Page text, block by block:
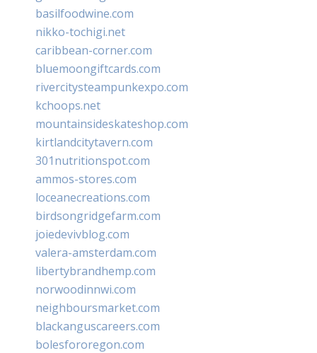
basilfoodwine.com
nikko-tochigi.net
caribbean-corner.com
bluemoongiftcards.com
rivercitysteampunkexpo.com
kchoops.net
mountainsideskateshop.com
kirtlandcitytavern.com
301nutritionspot.com
ammos-stores.com
loceanecreations.com
birdsongridgefarm.com
joiedevivblog.com
valera-amsterdam.com
libertybrandhemp.com
norwoodinnwi.com
neighboursmarket.com
blackanguscareers.com
bolesfororegon.com